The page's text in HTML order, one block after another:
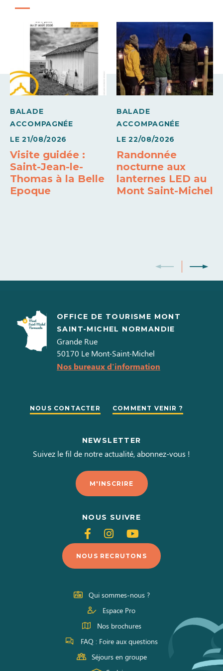
17h45
Mardi
10h00 à
17h45
Mercredi
17h45
Jeudi
10h00 à
17h45
Vendredi
10h00 à
17h45
Ouverture du 01 au 31 octobre 2026
Lundi
Mardi
10h00 à
10h00 à
Vendredi
BALADE
ACCOMPAGNÉE
LE 21/08/2026
Visite guidée :
Saint-Jean-le-
Thomas à la Belle
Epoque
BALADE
ACCOMPAGNÉE
LE 22/08/2026
Randonnée
nocturne aux
lanternes LED au
Mont Saint-Michel
OFFICE DE TOURISME MONT
SAINT-MICHEL NORMANDIE
Grande Rue
50170 Le Mont-Saint-Michel
Nos bureaux d'information
NOUS CONTACTER COMMENT VENIR ?
NEWSLETTER
Suivez le fil de notre actualité, abonnez-vous !
M'INSCRIRE
NOUS SUIVRE
Suivez-
nous
sur
Facebook
Suivez-
nous
sur
Instagram
Suivez-
nous
sur
Youtube
NOUS RECRUTONS
Qui sommes-nous ?
Espace Pro
Nos brochures
FAQ : Foire aux questions
Séjours en groupe